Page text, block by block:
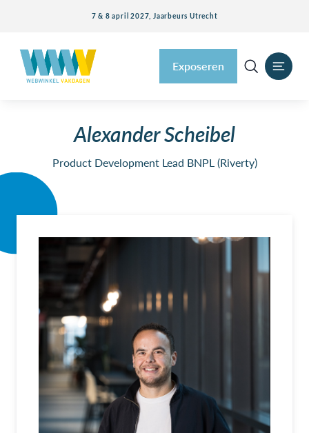
7 & 8 april 2027, Jaarbeurs Utrecht
Exposeren
Alexander Scheibel
Product Development Lead BNPL (Riverty)